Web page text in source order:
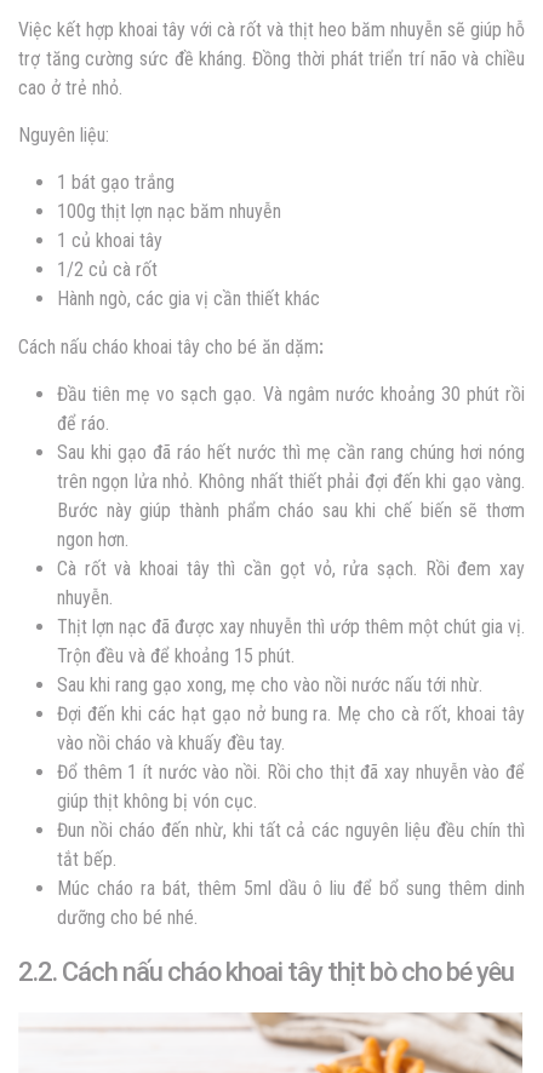
Việc kết hợp khoai tây với cà rốt và thịt heo băm nhuyễn sẽ giúp hỗ
trợ tăng cường sức đề kháng. Đồng thời phát triển trí não và chiều
cao ở trẻ nhỏ.
Nguyên liệu:
1 bát gạo trắng
100g thịt lợn nạc băm nhuyễn
1 củ khoai tây
1/2 củ cà rốt
Hành ngò, các gia vị cần thiết khác
Cách nấu cháo khoai tây cho bé ăn dặm:
Đầu tiên mẹ vo sạch gạo. Và ngâm nước khoảng 30 phút rồi
để ráo.
Sau khi gạo đã ráo hết nước thì mẹ cần rang chúng hơi nóng
trên ngọn lửa nhỏ. Không nhất thiết phải đợi đến khi gạo vàng.
Bước này giúp thành phẩm cháo sau khi chế biến sẽ thơm
ngon hơn.
Cà rốt và khoai tây thì cần gọt vỏ, rửa sạch. Rồi đem xay
nhuyễn.
Thịt lợn nạc đã được xay nhuyễn thì ướp thêm một chút gia vị.
Trộn đều và để khoảng 15 phút.
Sau khi rang gạo xong, mẹ cho vào nồi nước nấu tới nhừ.
Đợi đến khi các hạt gạo nở bung ra. Mẹ cho cà rốt, khoai tây
vào nồi cháo và khuấy đều tay.
Đổ thêm 1 ít nước vào nồi. Rồi cho thịt đã xay nhuyễn vào để
giúp thịt không bị vón cục.
Đun nồi cháo đến nhừ, khi tất cả các nguyên liệu đều chín thì
tắt bếp.
Múc cháo ra bát, thêm 5ml dầu ô liu để bổ sung thêm dinh
dưỡng cho bé nhé.
2.2. Cách nấu cháo khoai tây thịt bò cho bé yêu